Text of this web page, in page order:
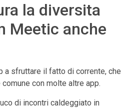
la diversita
Meetic anche
a sfruttare il fatto di corrente, che
con molte altre app.
di incontri caldeggiato in